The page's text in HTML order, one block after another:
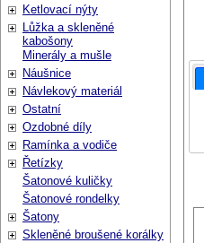
Ketlovací nýty
Lůžka a skleněné
kabošony
Minerály a mušle
Náušnice
Návlekový materiál
Ostatní
Ozdobné díly
Ramínka a vodiče
Řetízky
Šatonové kuličky
Šatonové rondelky
Šatony
Skleněné broušené korálky